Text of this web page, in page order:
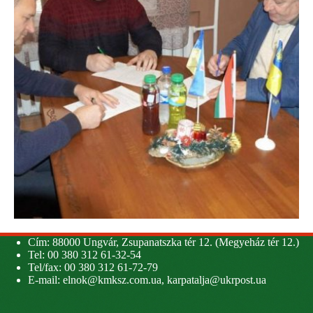
Cím: 88000 Ungvár, Zsupanatszka tér 12. (Megyeház tér 12.)
Tel: 00 380 312 61-32-54
Tel/fax: 00 380 312 61-72-79
E-mail: elnok@kmksz.com.ua, karpatalja@ukrpost.ua